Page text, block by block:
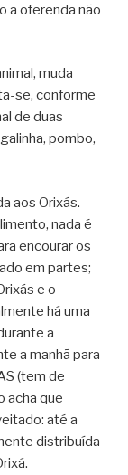
a oferenda não
muda
se, conforme
de duas
pombo,
aos Orixás.
nada é
encourar os
em partes;
e o
há uma
a
a manhã para
(tem de
acha que
até a
distribuída